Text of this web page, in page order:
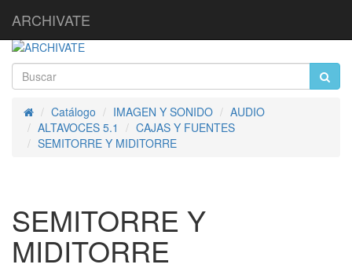
ARCHIVATE
InicioCatálogo IMAGEN Y SONIDO
AUDIO
ALTAVOCES 5.1
CAJAS Y FUENTES
SEMITORRE Y MIDITORRE
SEMITORRE Y
MIDITORRE